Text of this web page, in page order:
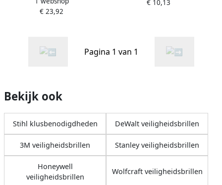
00008840371
€ 23,92
00008840360
€ 10,13
Pagina 1 van 1
Bekijk ook
Stihl klusbenodigdheden DeWalt veiligheidsbrillen
3M veiligheidsbrillen Stanley veiligheidsbrillen
Honeywell
veiligheidsbrillen
Wolfcraft veiligheidsbrillen